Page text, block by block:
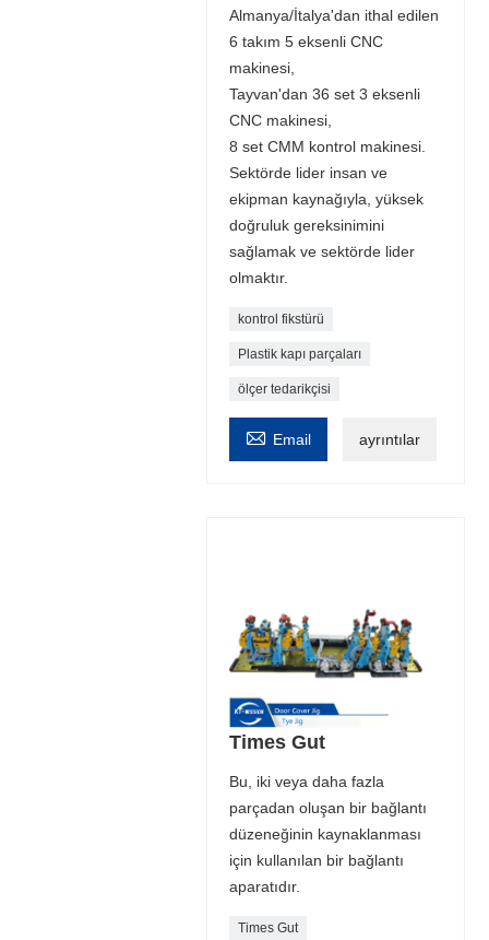
Almanya/İtalya'dan ithal edilen
6 takım 5 eksenli CNC
makinesi,
Tayvan'dan 36 set 3 eksenli
CNC makinesi,
8 set CMM kontrol makinesi.
Sektörde lider insan ve
ekipman kaynağıyla, yüksek
doğruluk gereksinimini
sağlamak ve sektörde lider
olmaktır.
kontrol fikstürü
Plastik kapı parçaları
ölçer tedarikçisi
 Email ayrıntılar
Times Gut
Bu, iki veya daha fazla
parçadan oluşan bir bağlantı
düzeneğinin kaynaklanması
için kullanılan bir bağlantı
aparatıdır.
Times Gut